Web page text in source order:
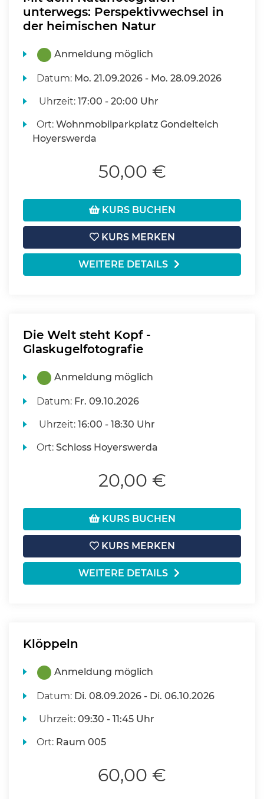
unterwegs: Perspektivwechsel in
der heimischen Natur
Anmeldung möglich
Datum: Mo. 21.09.2026 - Mo. 28.09.2026
Uhrzeit:17:00 - 20:00 Uhr
Ort:Wohnmobilparkplatz Gondelteich
Hoyerswerda
50,00 €
KURS BUCHEN
KURS MERKEN
WEITERE DETAILS
Die Welt steht Kopf -
Glaskugelfotografie
Anmeldung möglich
Datum: Fr. 09.10.2026
Uhrzeit:16:00 - 18:30 Uhr
Ort:Schloss Hoyerswerda
20,00 €
KURS BUCHEN
KURS MERKEN
WEITERE DETAILS
Klöppeln
Anmeldung möglich
Datum: Di. 08.09.2026 - Di. 06.10.2026
Uhrzeit:09:30 - 11:45 Uhr
Ort: Raum 005
60,00 €